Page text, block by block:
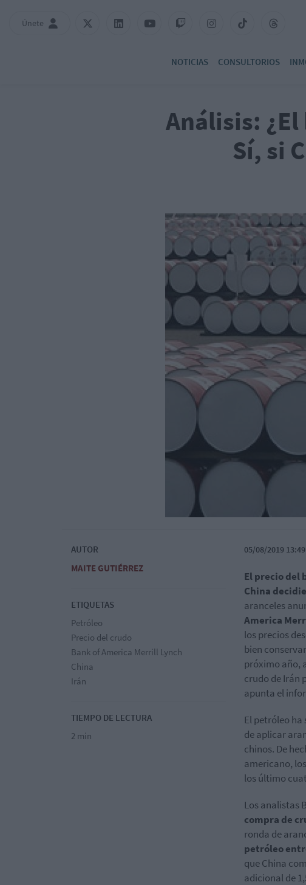
Únete
NOTICIAS CONSULTORIOS
Análisis:
Sí, si
AUTOR
MAITE GUTIÉRREZ
ETIQUETAS
Petróleo
Precio del crudo
Bank of America Merrill Lynch
China
Irán
TIEMPO DE LECTURA
2 min
05/08/2019
El precio del
China
aranceles
America
los precios
bien
próximo año,
crudo de Irán
apunta el
El petróleo ha
de aplicar
chinos. De
americano,
los último
Los analistas
compra de
ronda de
petróleo
que China
adicional de